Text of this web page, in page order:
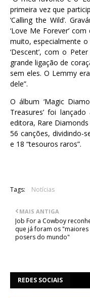
primeira vez que
‘Calling the Wild’.
‘Love Me Forever’
muito, especialmente o
‘Descent’, com o
grande ligação de
sem eles. O Lemmy
dele”.
O álbum ‘Magic
Treasures’ foi
editora, Rare
56 canções, dividindo-
e 18 “tesouros raros”.
Tags: Notícias
MAIS ANTIGA
Job For a Cowboy
que já foram os "maiores
posers do mundo"
REDES SOCIAIS